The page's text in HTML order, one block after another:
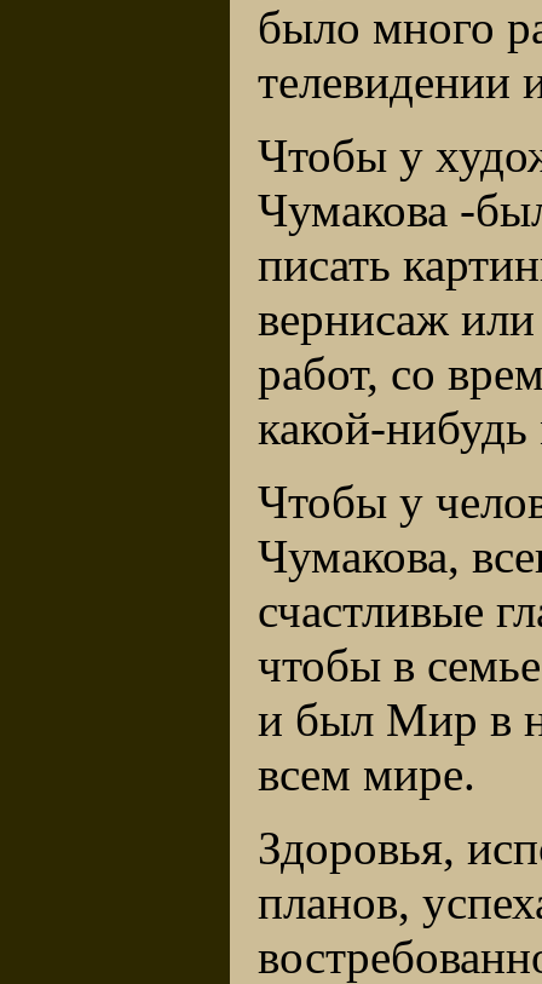
было много
телевидении
Чтобы у
Чумакова -
писать
вернисаж или
работ, со
какой-
Чтобы у
Чумакова,
счастливые
чтобы в
и был Мир в
всем мире.
Здоровья,
планов,